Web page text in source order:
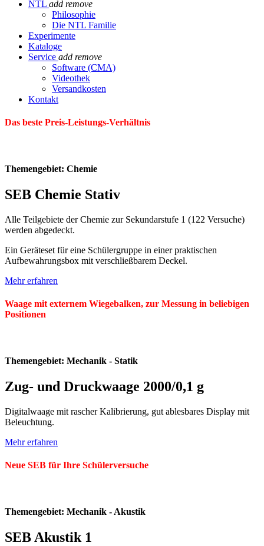
NTL add remove
Philosophie
Die NTL Familie
Experimente
Kataloge
Service add remove
Software (CMA)
Videothek
Versandkosten
Kontakt
Das beste Preis-Leistungs-Verhältnis
Themengebiet: Chemie
SEB Chemie Stativ
Alle Teilgebiete der Chemie zur Sekundarstufe 1 (122 Versuche)
werden abgedeckt.
Ein Geräteset für eine Schülergruppe in einer praktischen
Aufbewahrungsbox mit verschließbarem Deckel.
Mehr erfahren
Waage mit externem Wiegebalken, zur Messung in beliebigen
Positionen
Themengebiet: Mechanik - Statik
Zug- und Druckwaage 2000/0,1 g
Digitalwaage mit rascher Kalibrierung, gut ablesbares Display mit
Beleuchtung.
Mehr erfahren
Neue SEB für Ihre Schülerversuche
Themengebiet: Mechanik - Akustik
SEB Akustik 1